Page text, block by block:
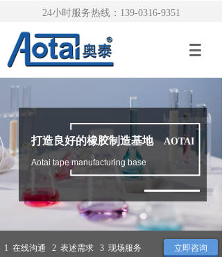
24小时服务热线：139-0316-9351
AOTAI
Aotai tape manufacturing base
打造良好的橡胶制造基地
1 在线沟通 2 表述需求 3 现场服务 立即咨询